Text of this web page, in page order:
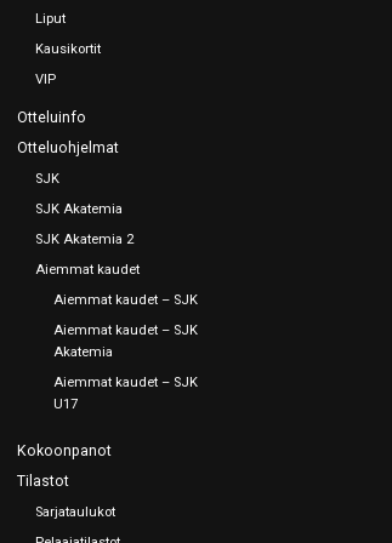
Liput
Kausikortit
VIP
Otteluinfo
Otteluohjelmat
SJK
SJK Akatemia
SJK Akatemia 2
Aiemmat kaudet
Aiemmat kaudet – SJK
Aiemmat kaudet – SJK
Akatemia
Aiemmat kaudet – SJK
U17
Kokoonpanot
Tilastot
Sarjataulukot